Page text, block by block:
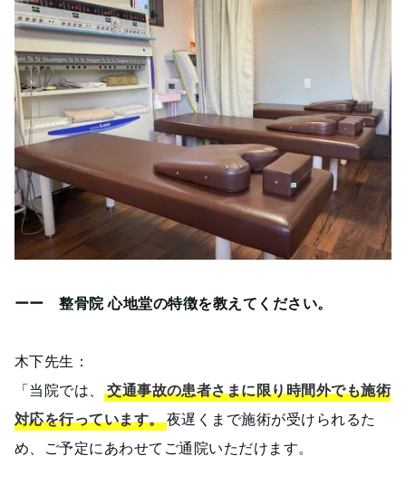
ーー 整骨院 心地堂の特徴を教えてください。
木下先生：
「当院では、
交通事故の患者さまに限り時間外でも施術
対応を行っています。夜遅くまで施術が受けられるた
め、ご予定にあわせてご通院いただけます。